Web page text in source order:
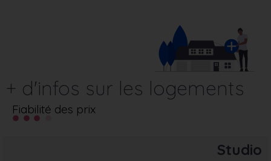
+ d'infos sur les logements
Fiabilité des prix
Studio